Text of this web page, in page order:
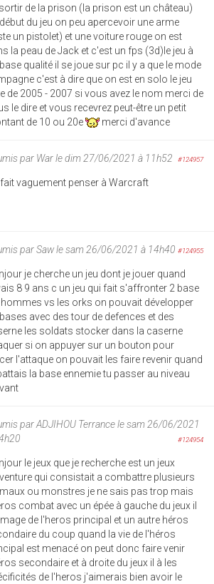
de la prison (la prison est un château)
du jeu on peu apercevoir une arme
un pistolet) et une voiture rouge on est
la peau de Jack et c'est un fps (3d)le jeu à
qualité il se joue sur pc il y a que le mode
c'est à dire que on est en solo le jeu
de 2005 - 2007 si vous avez le nom merci de
le dire et vous recevrez peut-être un petit
de 10 ou 20e
merci d'avance
par Warle dim 27/06/2021 à 11h52 #124957
vaguement penser à Warcraft
parSawle sam 26/06/2021 à 14h40 #124955
je cherche un jeu dont je jouer quand
8 9 ans c un jeu qui fait s'affronter 2 base
hommes vs les orks on pouvait développer
avec des tour de defences et des
les soldats stocker dans la caserne
si on appuyer sur un bouton pour
l'attaque on pouvait les faire revenir quand
la base ennemie tu passer au niveau
parADJIHOU Terrancele sam 26/06/2021
#124954
le jeux que je recherche est un jeux
qui consistait a combattre plusieurs
ou monstres je ne sais pas trop mais
combat avec un épée à gauche du jeux il
de l'heros principal et un autre héros
du coup quand la vie de l'héros
est menacé on peut donc faire venir
secondaire et à droite du jeux il à les
de l'heros j'aimerais bien avoir le